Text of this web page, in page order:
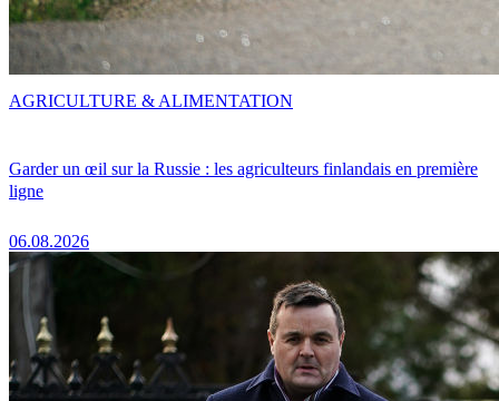
Garder un œil sur la Russie : les agriculteurs finlandais en première
ligne
06.08.2026
AGRICULTURE & ALIMENTATION